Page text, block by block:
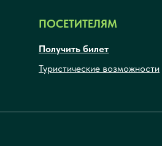
Туристические возможности
ПОСЕТИТЕЛЯМ
Получить билет